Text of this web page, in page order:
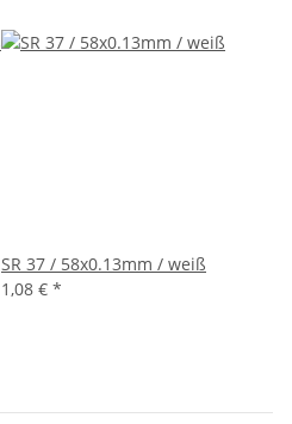
SR 37 / 58x0.13mm / weiß
1,08 € *